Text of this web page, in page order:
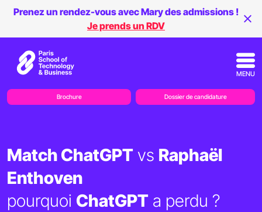
Match ChatGPT vs Raphaël
Enthoven
pourquoi ChatGPT a perdu ?
Prenez un rendez-vous avec Mary des admissions !
Je prends un RDV
MENU
Brochure Dossier de candidature